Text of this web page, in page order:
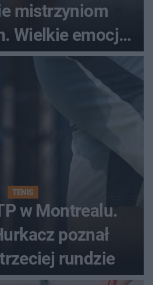
mistrzyniom
Wielkie emocje
Memoriału
TENIS
w Montrealu.
poznał
rundzie